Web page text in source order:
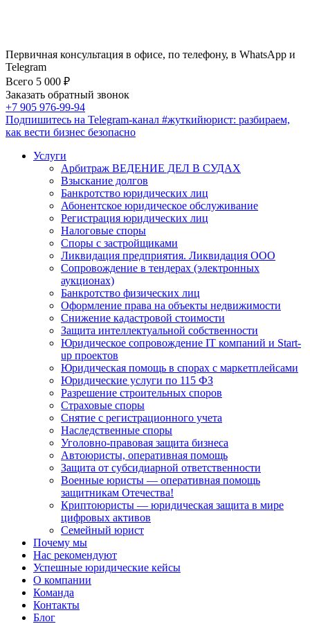
Первичная консультация в офисе, по телефону, в WhatsApp и
Telegram
Всего 5 000 ₽
Заказать обратный звонок
+7 905 976-99-94
Подпишитесь на Telegram-канал #жуткийюрист: разбираем,
как вести бизнес безопасно
Услуги
Арбитраж ВЕДЕНИЕ ДЕЛ В СУДАХ
Взыскание долгов
Банкротство юридических лиц
Абонентское юридическое обслуживание
Регистрация юридических лиц
Налоговые споры
Споры с застройщиками
Ликвидация предприятия. Ликвидация ООО
Сопровождение в тендерах (электронных
аукционах)
Банкротство физических лиц
Оформление права на объекты недвижимости
Снижение кадастровой стоимости
Защита интеллектуальной собственности
Юридическое сопровождение IT компаний и Start-
up проектов
Юридическая помощь в спорах с маркетплейсами
Юридические услуги по 115 ФЗ
Разрешение строительных споров
Страховые споры
Снятие с регистрационного учета
Наследственные споры
Уголовно-правовая защита бизнеса
Автоюристы, оперативная помощь
Защита от субсидиарной ответственности
Военные юристы — оперативная помощь
защитникам Отечества!
Криптоюристы — юридическая защита в мире
цифровых активов
Семейный юрист
Почему мы
Нас рекомендуют
Успешные юридические кейсы
О компании
Команда
Контакты
Блог